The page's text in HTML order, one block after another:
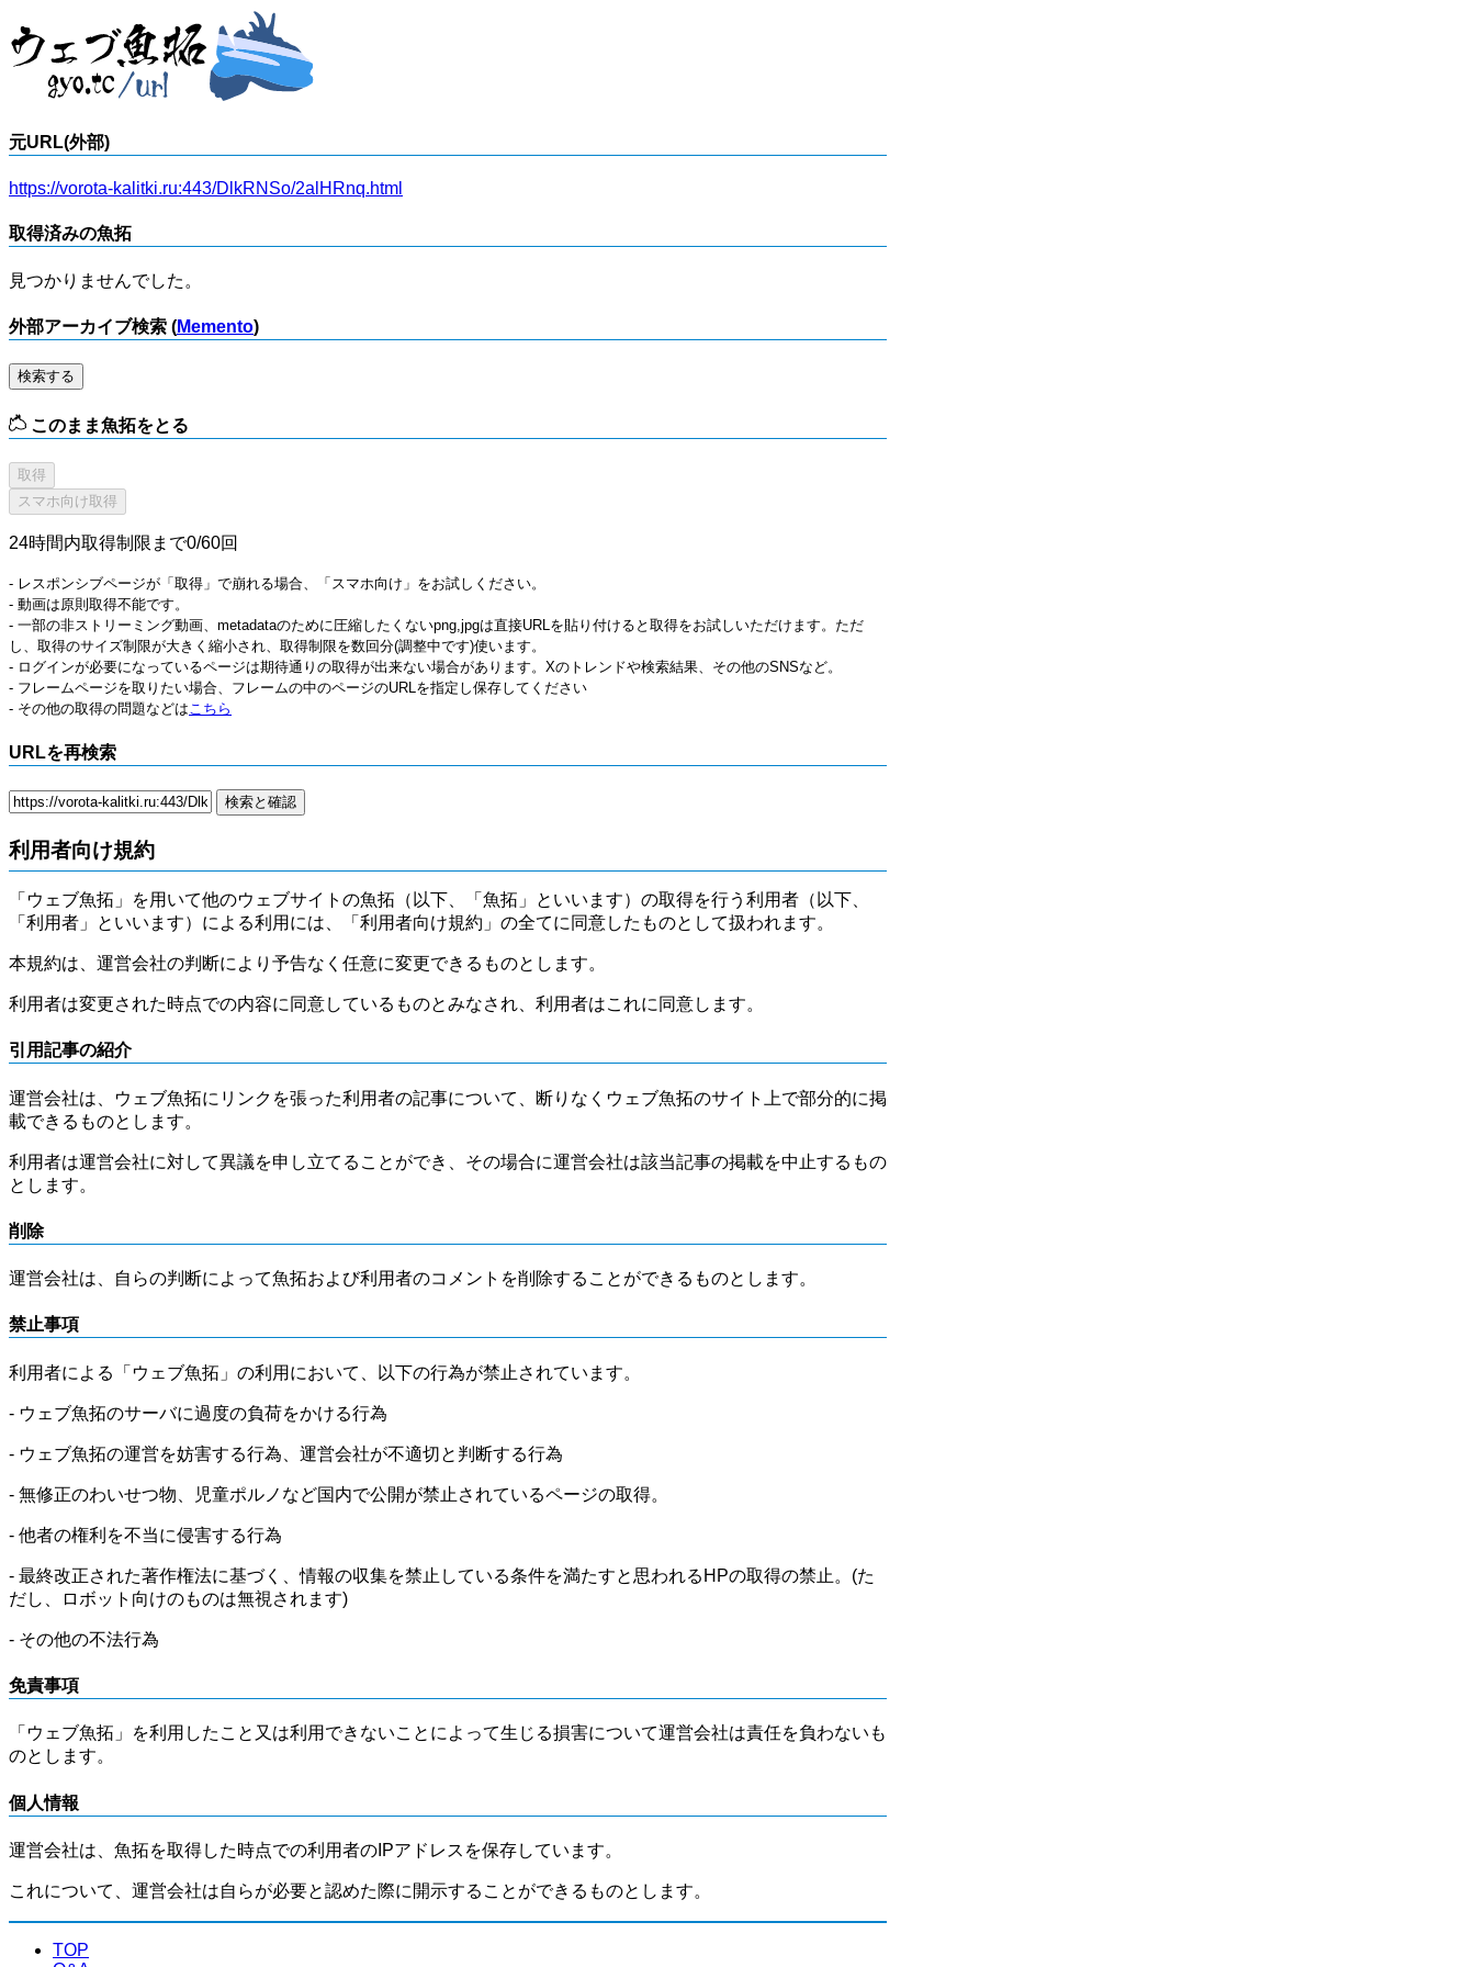
元URL(外部)
https://vorota-kalitki.ru:443/DlkRNSo/2alHRnq.html
取得済みの魚拓
見つかりませんでした。
外部アーカイブ検索 (Memento)
検索する
このまま魚拓をとる
24時間内取得制限まで0/60回
- レスポンシブページが「取得」で崩れる場合、「スマホ向け」をお試しください。
- 動画は原則取得不能です。
- 一部の非ストリーミング動画、metadataのために圧縮したくないpng,jpgは直接URLを貼り付けると取得をお試しいただけます。ただ
し、取得のサイズ制限が大きく縮小され、取得制限を数回分(調整中です)使います。
- ログインが必要になっているページは期待通りの取得が出来ない場合があります。Xのトレンドや検索結果、その他のSNSなど。
- フレームページを取りたい場合、フレームの中のページのURLを指定し保存してください
- その他の取得の問題などは こちら
URLを再検索
利用者向け規約
「ウェブ魚拓」を用いて他のウェブサイトの魚拓（以下、「魚拓」といいます）の取得を行う利用者（以下、
「利用者」といいます）による利用には、「利用者向け規約」の全てに同意したものとして扱われます。
本規約は、運営会社の判断により予告なく任意に変更できるものとします。
利用者は変更された時点での内容に同意しているものとみなされ、利用者はこれに同意します。
引用記事の紹介
運営会社は、ウェブ魚拓にリンクを張った利用者の記事について、断りなくウェブ魚拓のサイト上で部分的に掲
載できるものとします。
利用者は運営会社に対して異議を申し立てることができ、その場合に運営会社は該当記事の掲載を中止するもの
とします。
削除
運営会社は、自らの判断によって魚拓および利用者のコメントを削除することができるものとします。
禁止事項
利用者による「ウェブ魚拓」の利用において、以下の行為が禁止されています。
- ウェブ魚拓のサーバに過度の負荷をかける行為
- ウェブ魚拓の運営を妨害する行為、運営会社が不適切と判断する行為
- 無修正のわいせつ物、児童ポルノなど国内で公開が禁止されているページの取得。
- 他者の権利を不当に侵害する行為
- 最終改正された著作権法に基づく、情報の収集を禁止している条件を満たすと思われるHPの取得の禁止。(た
だし、ロボット向けのものは無視されます)
- その他の不法行為
免責事項
「ウェブ魚拓」を利用したこと又は利用できないことによって生じる損害について運営会社は責任を負わないも
のとします。
個人情報
運営会社は、魚拓を取得した時点での利用者のIPアドレスを保存しています。
これについて、運営会社は自らが必要と認めた際に開示することができるものとします。
TOP